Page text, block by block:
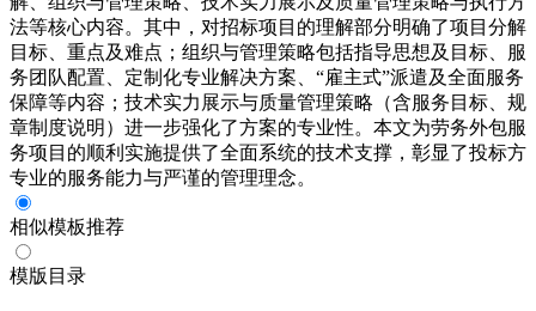
法等核心内容。其中，对招标项目的理解部分明确了项目分解
目标、重点及难点；组织与管理策略包括指导思想及目标、服
务团队配置、定制化专业解决方案、“雇主式”派遣及全面服务
保障等内容；技术实力展示与质量管理策略（含服务目标、规
章制度说明）进一步强化了方案的专业性。本文为劳务外包服
务项目的顺利实施提供了全面系统的技术支撑，彰显了投标方
专业的服务能力与严谨的管理理念。
相似模板推荐
模版目录